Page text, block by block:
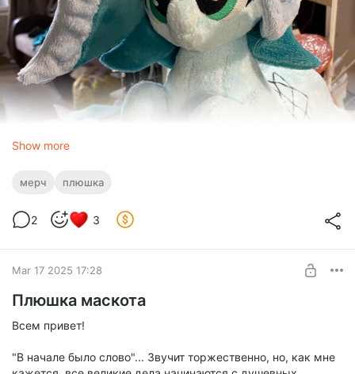
На бутылках кока-колы кольца какие?
Матовые
Show more
мерч плюшка
2 3
Mar 17 2025 17:28
Плюшка маскота
Всем привет!
"В начале было слово"... Звучит торжественно, но, как мне